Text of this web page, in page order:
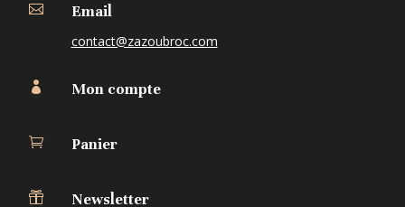
 Email
contact@zazoubroc.com
 Mon compte
 Panier
 Newsletter